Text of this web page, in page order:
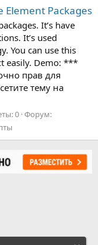
Element Packages
It’s have
It’s used
You can use this
easily. Demo: ***
прав для
тему на
0 Форум: